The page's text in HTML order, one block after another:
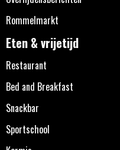
Rommelmarkt
Eten & vrijetijd
Restaurant
Bed and Breakfast
Snackbar
Sportschool